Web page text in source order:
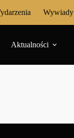
Wywiady
Aktualności